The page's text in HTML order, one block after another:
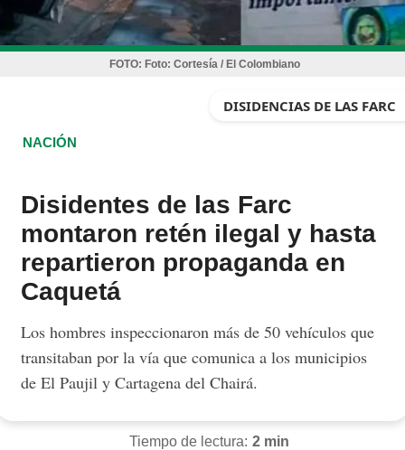
FOTO: Foto: Cortesía / El Colombiano
DISIDENCIAS DE LAS FARC
NACIÓN
Disidentes de las Farc
montaron retén ilegal y hasta
repartieron propaganda en
Caquetá
Los hombres inspeccionaron más de 50 vehículos que
transitaban por la vía que comunica a los municipios
de El Paujil y Cartagena del Chairá.
Tiempo de lectura: 2 min